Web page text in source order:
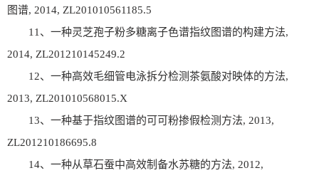
图谱, 2014, ZL201010561185.5
11、一种灵芝孢子粉多糖离子色谱指纹图谱的构建方法,
2014, ZL201210145249.2
12、一种高效毛细管电泳拆分检测茶氨酸对映体的方法,
2013, ZL201010568015.X
13、一种基于指纹图谱的可可粉掺假检测方法, 2013,
ZL201210186695.8
14、一种从草石蚕中高效制备水苏糖的方法, 2012,